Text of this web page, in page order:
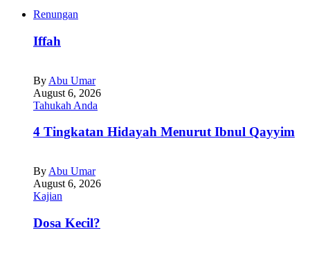
Renungan
Iffah
By Abu Umar
August 6, 2026
Tahukah Anda
4 Tingkatan Hidayah Menurut Ibnul Qayyim
By Abu Umar
August 6, 2026
Kajian
Dosa Kecil?